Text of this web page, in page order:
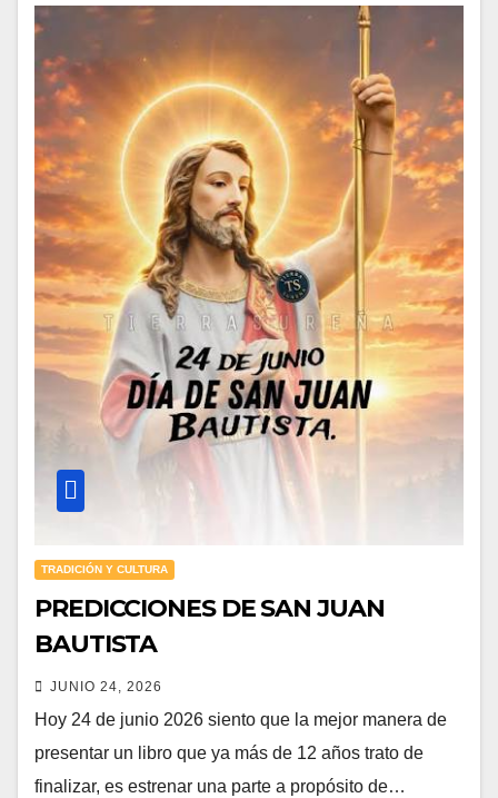
TRADICIÓN Y CULTURA
PREDICCIONES DE SAN JUAN
BAUTISTA
JUNIO 24, 2026
Hoy 24 de junio 2026 siento que la mejor manera de
presentar un libro que ya más de 12 años trato de
finalizar, es estrenar una parte a propósito de…